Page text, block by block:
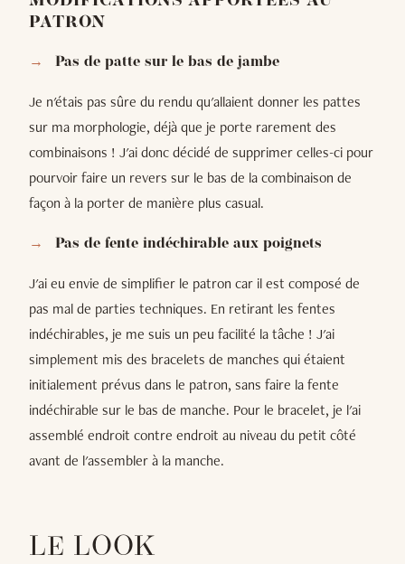
PATRON
Pas de patte sur le bas de jambe
Je n'étais pas sûre du rendu qu'allaient donner les pattes
sur ma morphologie, déjà que je porte rarement des
combinaisons ! J'ai donc décidé de supprimer celles-ci pour
pourvoir faire un revers sur le bas de la combinaison de
façon à la porter de manière plus casual.
Pas de fente indéchirable aux poignets
J'ai eu envie de simplifier le patron car il est composé de
pas mal de parties techniques. En retirant les fentes
indéchirables, je me suis un peu facilité la tâche ! J'ai
simplement mis des bracelets de manches qui étaient
initialement prévus dans le patron, sans faire la fente
indéchirable sur le bas de manche. Pour le bracelet, je l'ai
assemblé endroit contre endroit au niveau du petit côté
avant de l'assembler à la manche.
LE LOOK